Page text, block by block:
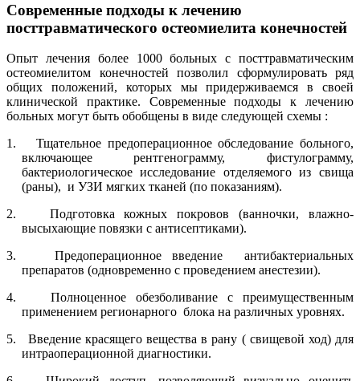
Современные подходы к лечению
посттравматического остеомиелита конечностей
Опыт лечения более 1000 больных с посттравматическим
остеомиелитом конечностей позволил сформулировать ряд
общих положений, которых мы придерживаемся в своей
клинической практике. Современные подходы к лечению
больных могут быть обобщены в виде следующей схемы :
1.
Тщательное предоперационное обследование больного,
включающее рентгенограмму, фистулограмму,
бактериологическое исследование отделяемого из свища
(раны), и УЗИ мягких тканей (по показаниям).
2.
Подготовка кожных покровов (ванночки, влажно-
высыхающие повязки с антисептиками).
3.
Предоперационное введение
антибактериальных
препаратов (одновременно с проведением анестезии).
4.
Полноценное обезболивание с преимущественным
применением регионарного блока на различных уровнях.
5.
Введение красящего вещества в рану ( свищевой ход) для
интраоперационной диагностики.